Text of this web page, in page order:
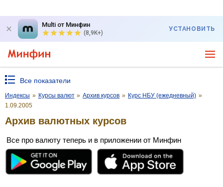
Multi от Минфин
(8,9K+)
УСТАНОВИТЬ
Все показатели
Индексы » Курсы валют » Архив курсов » Курс НБУ (ежедневный) »
1.09.2005
Архив валютных курсов
Все про валюту теперь и в приложении от Минфин